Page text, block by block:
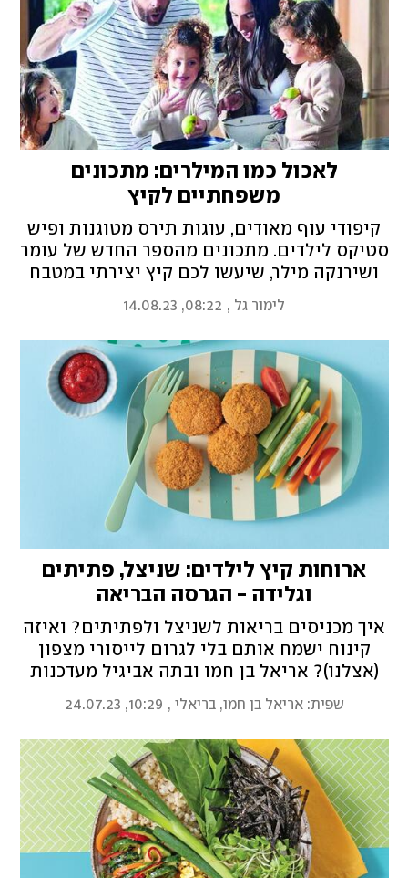
לאכול כמו המילרים: מתכונים
משפחתיים לקיץ
קיפודי עוף מאודים, עוגות תירס מטוגנות ופיש
סטיקס לילדים. מתכונים מהספר החדש של עומר
ושירנקה מילר, שיעשו לכם קיץ יצירתי במטבח
לימור גל ,
08:22, 14.08.23
ארוחות קיץ לילדים: שניצל, פתיתים
וגלידה - הגרסה הבריאה
איך מכניסים בריאות לשניצל ולפתיתים? ואיזה
קינוח ישמח אותם בלי לגרום לייסורי מצפון
(אצלנו)? אריאל בן חמו ובתה אביגיל מעדכנות
מבוגרים
שפית: אריאל בן חמו, בריאלי ,
10:29, 24.07.23